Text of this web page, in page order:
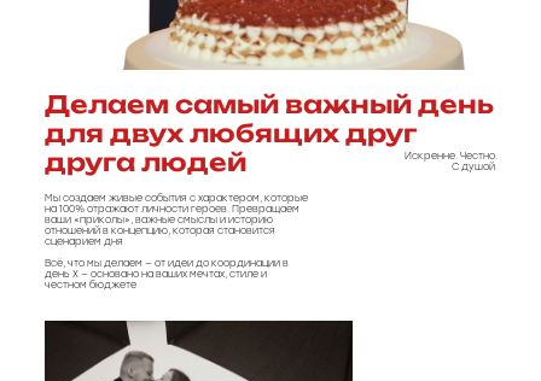
Делаем самый важный день
для двух любящих друг
друга людей
Мы создаем живые события с характером, которые
на 100% отражают личности героев. Превращаем
ваши «приколы», важные смыслы и историю
отношений в концепцию, которая становится
сценарием дня
Всё, что мы делаем — от идеи до координации в
день Х — основано на ваших мечтах, стиле и
честном бюджете
Искренне. Честно.
С душой.